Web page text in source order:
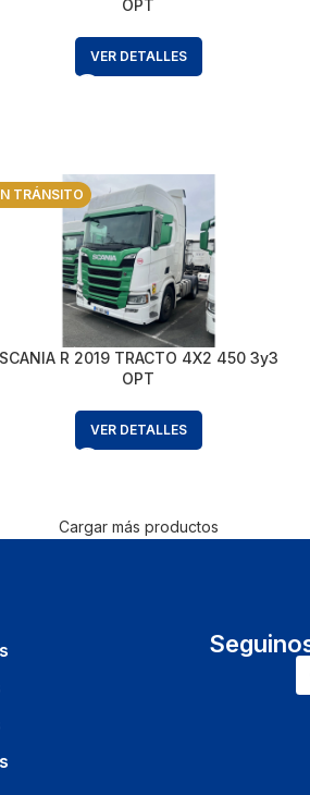
OPT
VER DETALLES
TRÁNSITO
SCANIA R 2019 TRACTO 4X2 450 3y3
OPT
VER DETALLES
Cargar más productos